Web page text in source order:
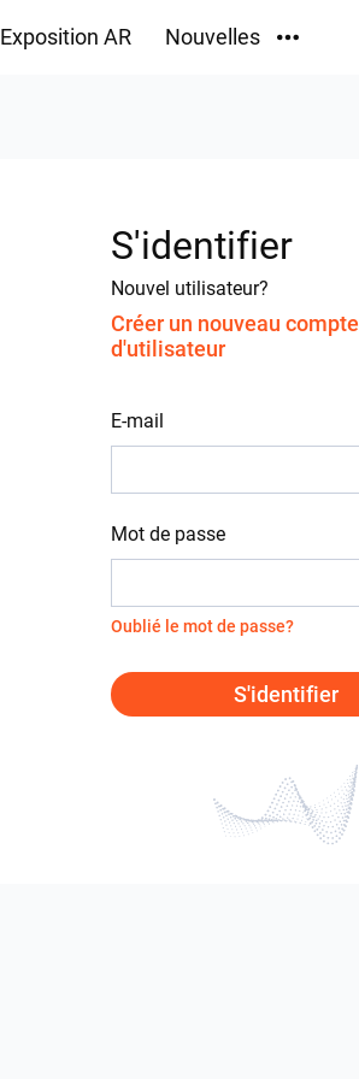
Exposition AR Nouvelles
S'identifier
Nouvel utilisateur?
Créer un nouveau compte
d'utilisateur
E-mail
Mot de passe
Oublié le mot de passe?
S'identifier